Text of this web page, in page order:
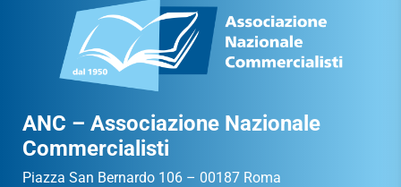
ANC – Associazione Nazionale
Commercialisti
Piazza San Bernardo 106 – 00187 Roma